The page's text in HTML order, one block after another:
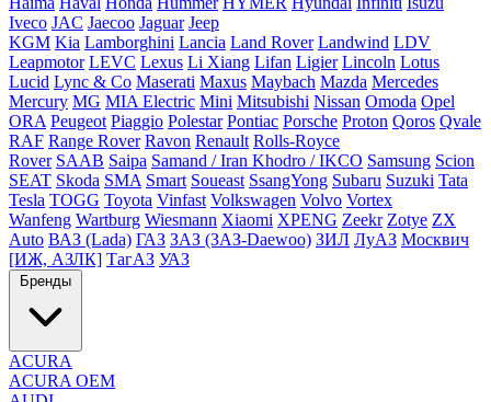
Iveco JAC Jaecoo Jaguar Jeep
KGM Kia Lamborghini Lancia Land Rover Landwind LDV
Leapmotor LEVC Lexus Li Xiang Lifan Ligier Lincoln Lotus
Lucid Lync & Co Maserati Maxus Maybach Mazda Mercedes
Mercury MG MIA Electric Mini Mitsubishi Nissan Omoda Opel
ORA Peugeot Piaggio Polestar Pontiac Porsche Proton Qoros Qvale
RAF Range Rover Ravon Renault Rolls-Royce
Rover SAAB Saipa Samand / Iran Khodro / IKCO Samsung Scion
SEAT Skoda SMA Smart Soueast SsangYong Subaru Suzuki Tata
Tesla TOGG Toyota Vinfast Volkswagen Volvo Vortex
Wanfeng Wartburg Wiesmann Xiaomi XPENG Zeekr Zotye ZX
Auto ВАЗ (Lada) ГАЗ ЗАЗ (ЗАЗ-Daewoo) ЗИЛ ЛуАЗ Москвич
[ИЖ, АЗЛК] ТагАЗ УАЗ
Бренды
ACURA
ACURA OEM